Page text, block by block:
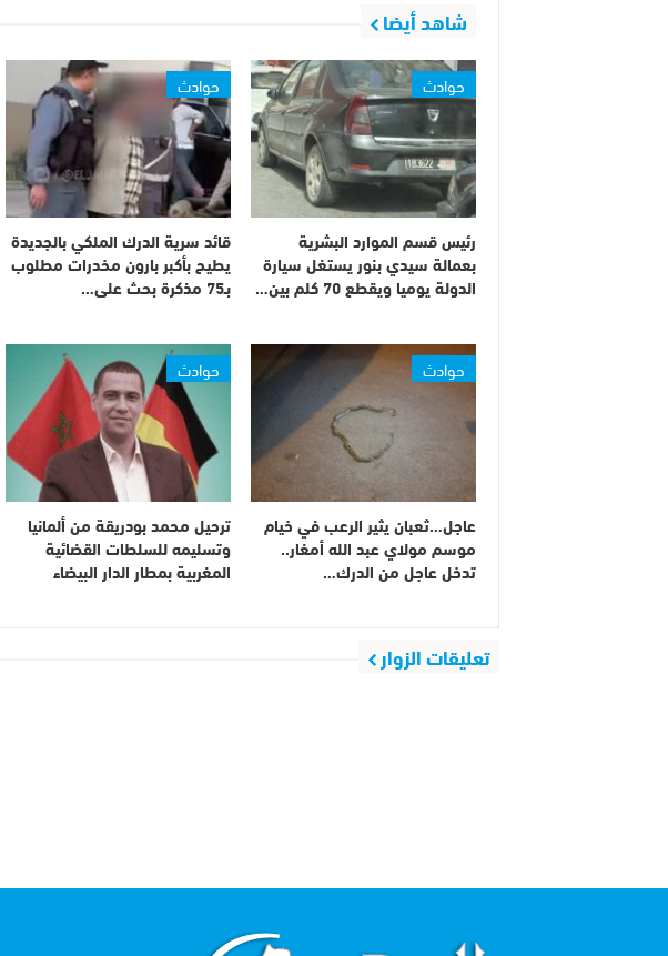
شاهد أيضا
حوادث
رئيس قسم الموارد البشرية
بعمالة سيدي بنور يستغل سيارة
الدولة يوميا ويقطع 70 كلم بين…
حوادث
قائد سرية الدرك الملكي بالجديدة
يطيح بأكبر بارون مخدرات مطلوب
بـ75 مذكرة بحث على…
حوادث
عاجل…ثعبان يثير الرعب في خيام
موسم مولاي عبد الله أمغار..
تدخل عاجل من الدرك…
حوادث
ترحيل محمد بودريقة من ألمانيا
وتسليمه للسلطات القضائية
المغربية بمطار الدار البيضاء
تعليقات الزوار